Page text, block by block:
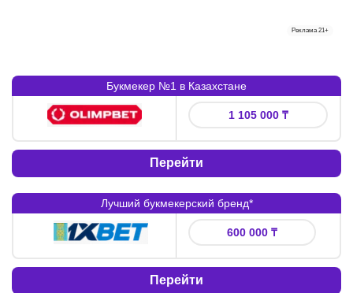
Реклама 21+
Букмекер №1 в Казахстане
Букмекер: Бонус
1 105 000 ₸
Перейти
Лучший букмекерский бренд*
Букмекер: Бонус
600 000 ₸
Перейти